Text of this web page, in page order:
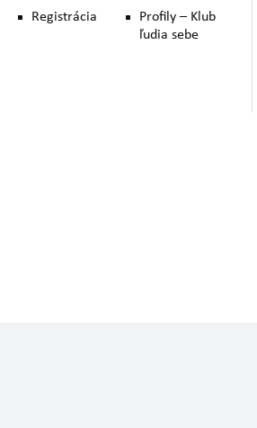
Registrácia
Profily – Klub
ľudia sebe